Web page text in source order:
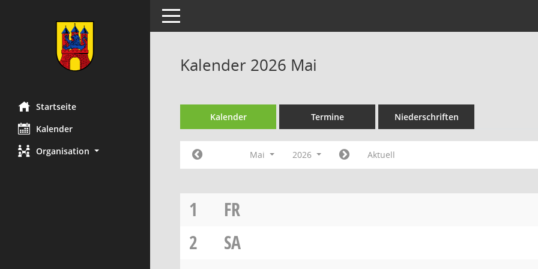
Startseite
Kalender
Organisation
Toggle navigation
Kalender 2026 Mai
Kalender Termine Niederschriften
Mai 2026 Aktuell
1
FR
2
SA